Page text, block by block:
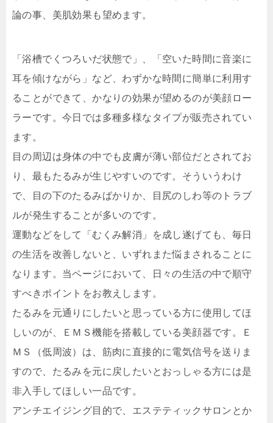
論の事、美肌効果も望めます。
「浴槽でくつろいだ状態で」、「空いた時間に音楽に
耳を傾けながら」など、わずかな時間に簡単に利用す
ることができて、かなりの効果が望めるのが美顔ロー
ラーです。今日では多種多様なタイプが販売されてい
ます。
目の周辺は身体の中でも皮膚が薄い部位だとされてお
り、最もたるみが生じやすいのです。そういうわけ
で、目の下のたるみばかりか、目尻のしわ等のトラブ
ルが発生することが多いのです。
運動などをして「むくみ解消」を成し遂げても、毎日
の生活を改善しないと、いずれまた悩まされることに
なります。当ページにおいて、日々の生活の中で順守
すべきポイントをお教えします。
たるみを元通りにしたいと思っている方に使用してほ
しいのが、ＥＭＳ機能を搭載している美顔器です。Ｅ
ＭＳ（低周波）は、筋肉に直接的に電気信号を送りま
すので、たるみを元に戻したいとおっしゃる方には是
非入手してほしい一品です。
アンチエイジング目的で、エステティックサロンとか